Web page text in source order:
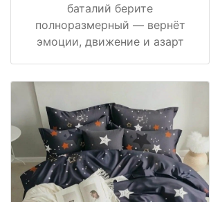
баталий берите
полноразмерный — вернёт
эмоции, движение и азарт